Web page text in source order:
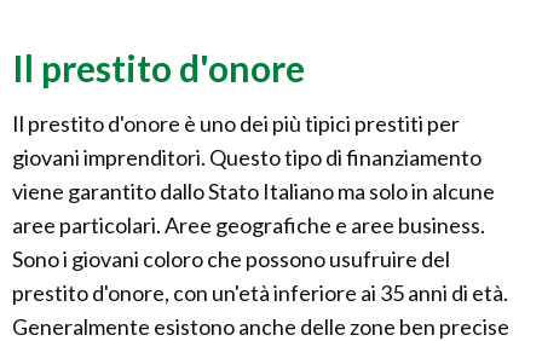
Il prestito d'onore
Il prestito d'onore è uno dei più tipici prestiti per
giovani imprenditori. Questo tipo di finanziamento
viene garantito dallo Stato Italiano ma solo in alcune
aree particolari. Aree geografiche e aree business.
Sono i giovani coloro che possono usufruire del
prestito d'onore, con un'età inferiore ai 35 anni di età.
Generalmente esistono anche delle zone ben precise